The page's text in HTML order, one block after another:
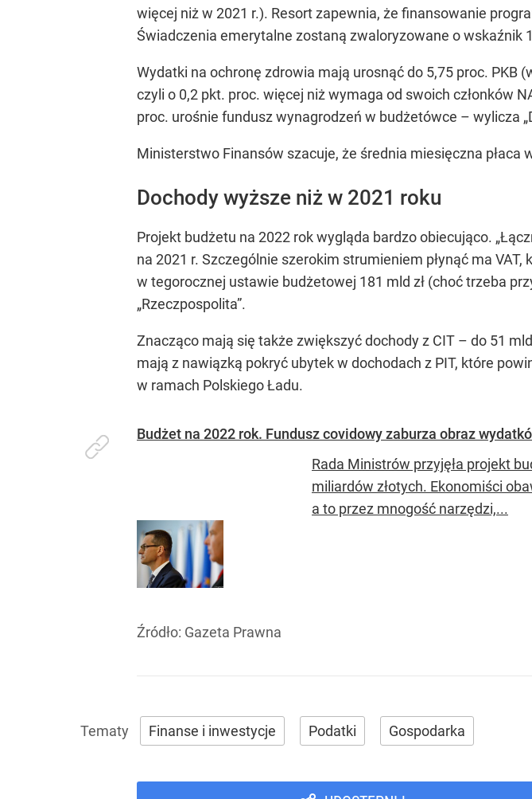
więcej niż w 2021 r.). Resort zapewnia, że finansowanie
Świadczenia emerytalne zostaną zwaloryzowane o wskaźnik
Wydatki na ochronę zdrowia mają urosnąć do 5,75 proc. PKB
czyli o 0,2 pkt. proc. więcej niż wymaga od swoich członków
proc. urośnie fundusz wynagrodzeń w budżetówce – wylicza
Ministerstwo Finansów szacuje, że średnia miesięczna płaca
Dochody wyższe niż w 2021 roku
Projekt budżetu na 2022 rok wygląda bardzo obiecująco.
na 2021 r. Szczególnie szerokim strumieniem płynąć ma
w tegorocznej ustawie budżetowej 181 mld zł (choć trzeba
„Rzeczpospolita”.
Znacząco mają się także zwiększyć dochody z CIT – do 51
mają z nawiązką pokryć ubytek w dochodach z PIT, które
w ramach Polskiego Ładu.
Budżet na 2022 rok. Fundusz covidowy zaburza obraz
Rada Ministrów przyjęła projekt
miliardów złotych. Ekonomiści
a to przez mnogość narzędzi,...
Źródło: Gazeta Prawna
Finanse i inwestycje Podatki Gospodarka